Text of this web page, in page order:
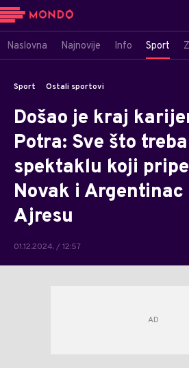
Naslovna Najnovije Info Sport
Sport Ostali sportovi
Došao je kraj
Potra: Sve što
spektaklu koji
Novak i Argentinac
Ajresu
01.12.2024. / 12:57